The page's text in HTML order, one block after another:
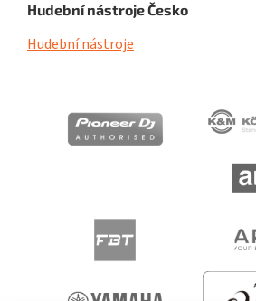
Hudební nástroje Česko
Hudební nástroje